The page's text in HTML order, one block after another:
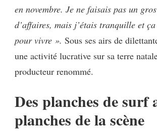
en novembre. Je ne faisais pas un
d’affaires, mais j’étais tranquille et
pour vivre ». Sous ses airs de
une activité lucrative sur sa terre
producteur renommé.
Des planches de surf
planches de la scène